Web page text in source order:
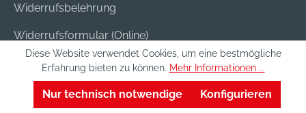
Widerrufsbelehrung
Widerrufsformular (Online)
Versand & Bezahlung
Batterieentsorgung
Diese Website verwendet Cookies, um eine bestmögliche
Erfahrung bieten zu können. Mehr Informationen ...
Nur technisch notwendige Konfigurieren